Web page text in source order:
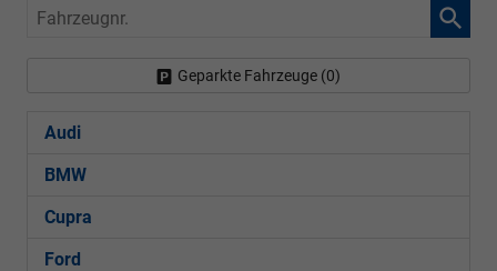
Fahrzeugnr.
Geparkte Fahrzeuge (0)
Audi
BMW
Cupra
Ford